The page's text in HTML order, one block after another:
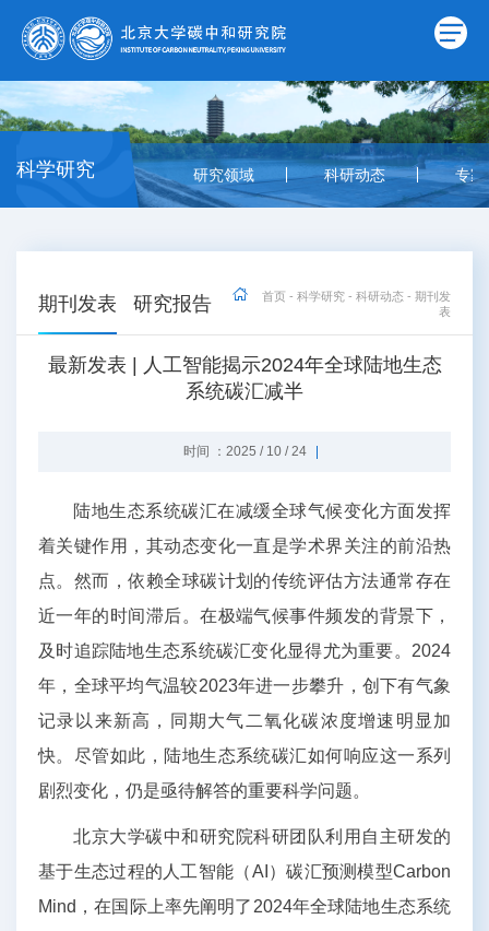
科学研究 研究领域 科研动态 专家
期刊发表 研究报告 首页 - 科学研究 - 科研动态 - 期刊发
表
最新发表 | 人工智能揭示2024年全球陆地生态
系统碳汇减半
时间 ：2025 / 10 / 24
陆地生态系统碳汇在减缓全球气候变化方面发挥
着关键作用，其动态变化一直是学术界关注的前沿热
点。然而，依赖全球碳计划的传统评估方法通常存在
近一年的时间滞后。在极端气候事件频发的背景下，
及时追踪陆地生态系统碳汇变化显得尤为重要。2024
年，全球平均气温较2023年进一步攀升，创下有气象
记录以来新高，同期大气二氧化碳浓度增速明显加
快。尽管如此，陆地生态系统碳汇如何响应这一系列
剧烈变化，仍是亟待解答的重要科学问题。
北京大学碳中和研究院科研团队利用自主研发的
基于生态过程的人工智能（AI）碳汇预测模型Carbon
Mind，在国际上率先阐明了2024年全球陆地生态系统